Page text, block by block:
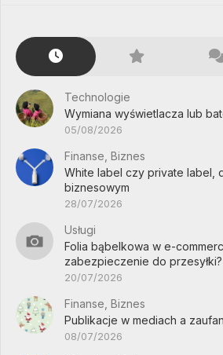
Technologie
Wymiana wyświetlacza lub
05/08/2026
Finanse, Biznes
White label czy private label,
biznesowym
28/07/2026
Usługi
Folia bąbelkowa w e-
zabezpieczenie do przesyłki?
20/07/2026
Finanse, Biznes
Publikacje w mediach a
08/07/2026